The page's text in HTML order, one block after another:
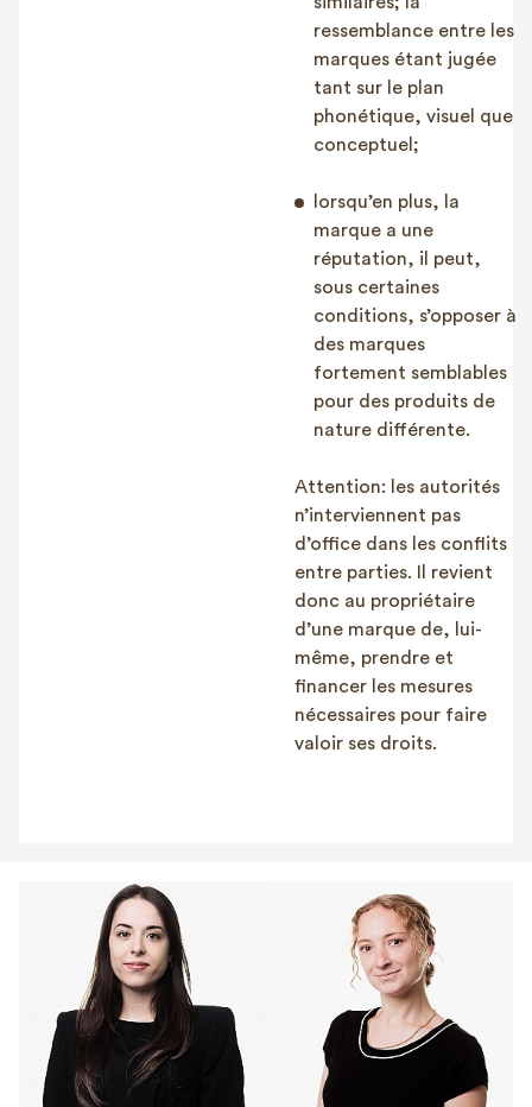
ressemblance entre les
marques étant jugée
tant sur le plan
phonétique, visuel que
conceptuel;
lorsqu’en plus, la
marque a une
réputation, il peut,
sous certaines
conditions, s’opposer à
des marques
fortement semblables
pour des produits de
nature différente.
Attention: les autorités
n’interviennent pas
d’office dans les conflits
entre parties. Il revient
donc au propriétaire
d’une marque de, lui-
même, prendre et
financer les mesures
nécessaires pour faire
valoir ses droits.